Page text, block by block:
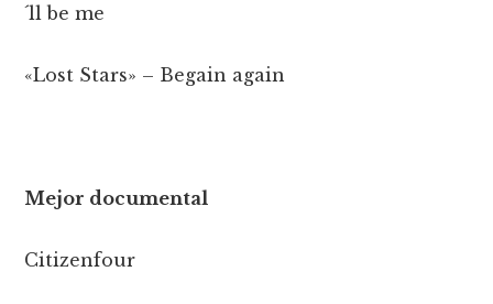
´ll be me
«Lost Stars» – Begain again
Mejor documental
Citizenfour